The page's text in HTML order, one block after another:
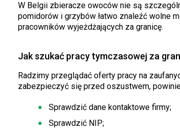
W Belgii zbieracze owoców nie są
pomidorów i grzybów łatwo znaleźć wolne
pracowników wyjeżdżających za granicę.
Jak szukać pracy tymczasowej za
Radzimy przeglądać oferty pracy na
zabezpieczyć się przed oszustwem,
Sprawdzić dane kontaktowe firmy;
Sprawdzić NIP;